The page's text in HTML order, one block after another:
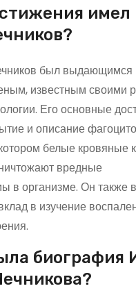
имел
был выдающимся
известным своими
Его основные
и описание
белые кровяные
вредные
в организме. Он также
в изучение
биография